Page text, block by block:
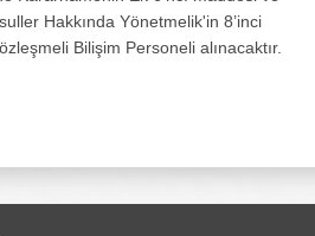
Hakkında Yönetmelik'in 8’inci
Bilişim Personeli alınacaktır.